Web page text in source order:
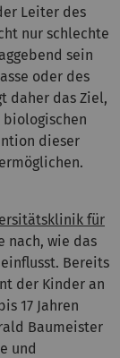
Leiter des
nur schlechte
sein
oder des
daher das Ziel,
biologischen
dieser
für
nach, wie das
Bereits
der Kinder an
17 Jahren
Baumeister
und